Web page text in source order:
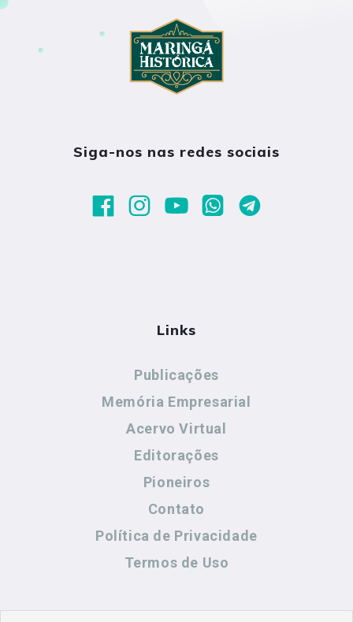
Siga-nos nas redes sociais
Links
Publicações
Memória Empresarial
Acervo Virtual
Editorações
Pioneiros
Contato
Política de Privacidade
Termos de Uso